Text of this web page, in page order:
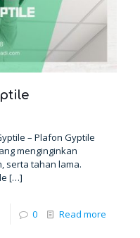
– Plafon Gyptile
menginginkan
serta tahan lama.
[…]
0 Read more